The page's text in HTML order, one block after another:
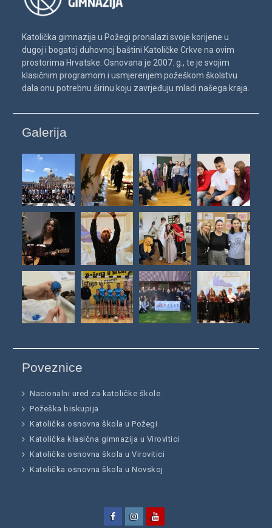
Katolička gimnazija u Požegi pronalazi svoje korijene u
dugoj i bogatoj duhovnoj baštini Katoličke Crkve na ovim
prostorima Hrvatske. Osnovana je 2007. g., te je svojim
klasičnim programom i usmjerenjem požeškom školstvu
dala onu potrebnu širinu koju zavrjeđuju mladi našega kraja.
Galerija
Poveznice
Nacionalni ured za katoličke škole
Požeška biskupija
Katolička osnovna škola u Požegi
Katolička klasična gimnazija u Virovitici
Katolička osnovna škola u Virovitici
Katolička osnovna škola u Novskoj